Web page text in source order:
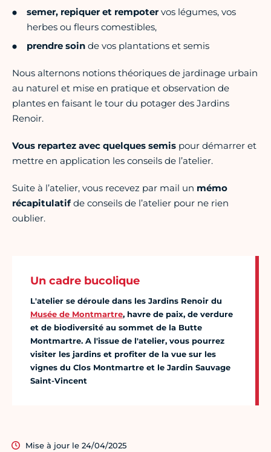
semer, repiquer et rempotervos légumes, vos
herbes ou fleurs comestibles,
prendre soin de vos plantations et semis
Nous alternons notions théoriques de jardinage urbain
au naturel et mise en pratique et observation de
plantes en faisant le tour du potager des Jardins
Renoir.
Vous repartez avec quelques semis pour démarrer et
mettre en application les conseils de l’atelier.
Suite à l’atelier, vous recevez par mail un mémo
récapitulatifde conseils de l’atelier pour ne rien
oublier.
Un cadre bucolique
L'atelier se déroule dans les Jardins Renoir du
Musée de Montmartre, havre de paix, de verdure
et de biodiversité au sommet de la Butte
Montmartre. A l'issue de l'atelier, vous pourrez
visiter les jardins et profiter de la vue sur les
vignes du Clos Montmartre et le Jardin Sauvage
Saint-Vincent
Mise à jour le 24/04/2025